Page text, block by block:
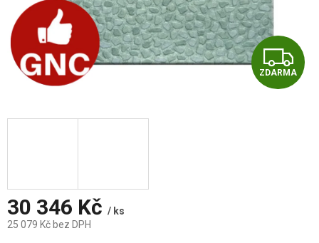
Z
D
ZDARMA
30 346 Kč / ks
25 079 Kč bez DPH